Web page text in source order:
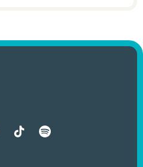
réseaux